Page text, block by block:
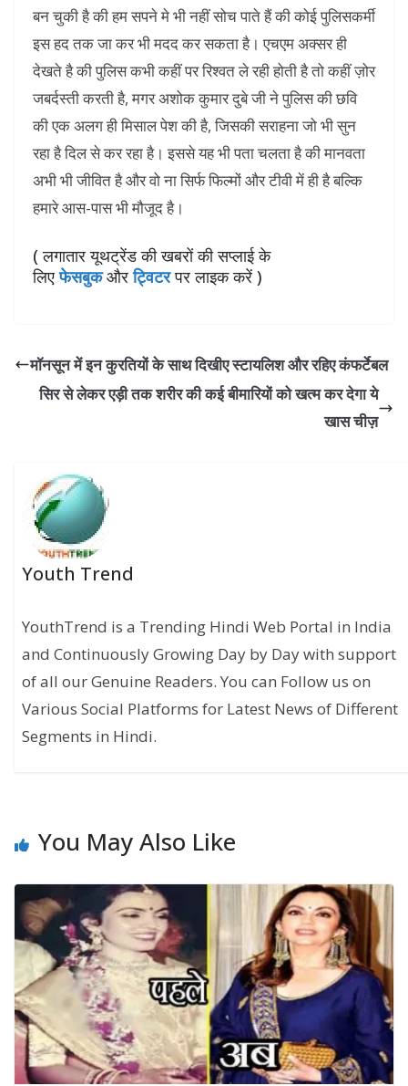
बन चुकी है की हम सपने मे भी नहीं सोच पाते हैं की कोई पुलिसकर्मी
इस हद तक जा कर भी मदद कर सकता है। एचएम अक्सर ही
देखते है की पुलिस कभी कहीं पर रिश्वत ले रही होती है तो कहीं ज़ोर
जबर्दस्ती करती है, मगर अशोक कुमार दुबे जी ने पुलिस की छवि
की एक अलग ही मिसाल पेश की है, जिसकी सराहना जो भी सुन
रहा है दिल से कर रहा है। इससे यह भी पता चलता है की मानवता
अभी भी जीवित है और वो ना सिर्फ फिल्मों और टीवी में ही है बल्कि
हमारे आस-पास भी मौजूद है।
( लगातार यूथट्रेंड की खबरों की सप्लाई के
लिए फेसबुक और ट्विटरपर लाइक करें )
मॉनसून में इन कुरतियों के साथ दिखीए स्‍टायलिश और रहिए कंफर्टेबल
सिर से लेकर एड़ी तक शरीर की कई बीमारियों को खत्म कर देगा ये
खास चीज़
Youth Trend
YouthTrend is a Trending Hindi Web Portal in India
and Continuously Growing Day by Day with support
of all our Genuine Readers. You can Follow us on
Various Social Platforms for Latest News of Different
Segments in Hindi.
You May Also Like